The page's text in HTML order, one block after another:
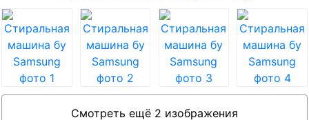
Смотреть ещё 2 изображения